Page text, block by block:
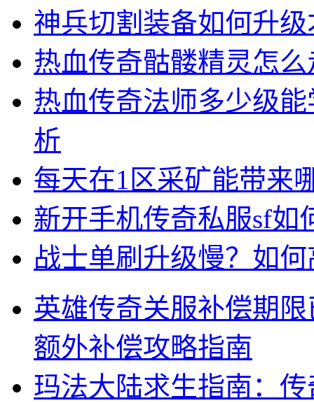
神兵切割装备如何升
热血传奇骷髅精灵怎
热血传奇法师多少级
析
每天在1区采矿能带来
新开手机传奇私服sf如
战士单刷升级慢？如
英雄传奇关服补偿期
额外补偿攻略指南
玛法大陆求生指南：